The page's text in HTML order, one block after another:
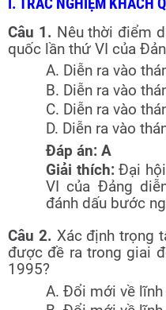
I. TRẮC NGHIỆM KHÁCH
Câu 1. Nêu thời điểm
quốc lần thứ VI của
A. Diễn ra vào
B. Diễn ra vào
C. Diễn ra vào
D. Diễn ra vào
Đáp án: A
Giải thích:Đại
VI của Đảng
đánh dấu bước
Câu 2. Xác định trọng
được đề ra trong giai
1995?
A. Đổi mới về lĩnh